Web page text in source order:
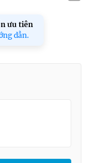
ưu tiên
dẫn.